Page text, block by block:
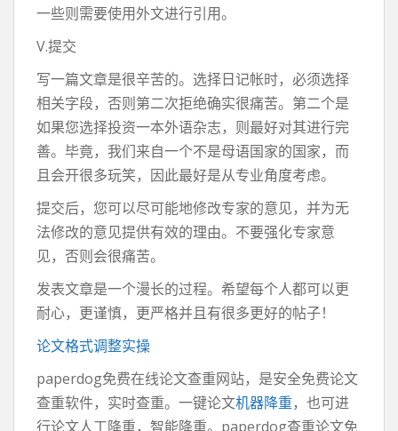
一些则需要使用外文进行引用。
V.提交
写一篇文章是很辛苦的。选择日记帐时，必须选择
相关字段，否则第二次拒绝确实很痛苦。第二个是
如果您选择投资一本外语杂志，则最好对其进行完
善。毕竟，我们来自一个不是母语国家的国家，而
且会开很多玩笑，因此最好是从专业角度考虑。
提交后，您可以尽可能地修改专家的意见，并为无
法修改的意见提供有效的理由。不要强化专家意
见，否则会很痛苦。
发表文章是一个漫长的过程。希望每个人都可以更
耐心，更谨慎，更严格并且有很多更好的帖子！
论文格式调整实操
paperdog免费在线论文查重网站，是安全免费论文
查重软件，实时查重。一键论文机器降重，也可进
行论文人工降重，智能降重。paperdog查重论文免